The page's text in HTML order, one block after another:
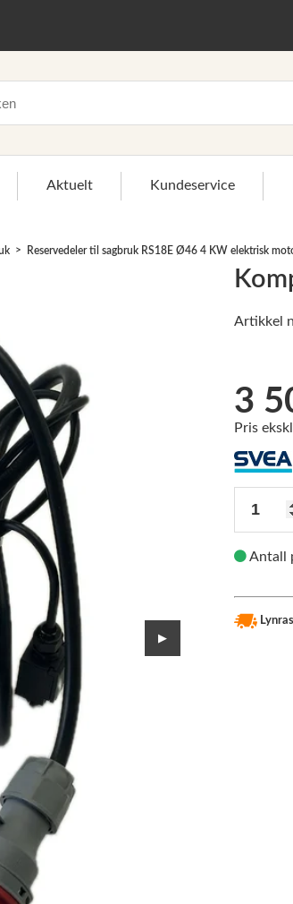
Aktuelt Kundeservice
>
Reservedeler til sagbruk RS18E Ø46 4 KW elektrisk
▶
Artikkel
3
Pris
Antall